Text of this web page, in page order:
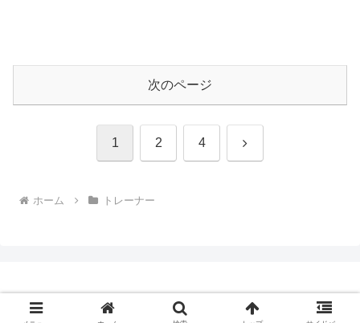
次のページ
1 2 4 次
ホーム トレーナー
Copyright © 2009-2026 CBN Blog All Rights Reserved.